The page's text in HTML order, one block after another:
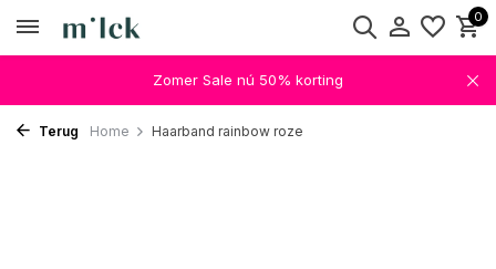
0
Zomer Sale nú 50% korting
Terug Home Haarband rainbow roze